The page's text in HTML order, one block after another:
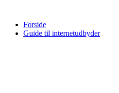
Forside
Guide til internetudbyder